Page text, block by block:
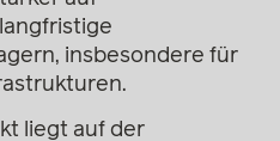
insbesondere für
liegt auf der